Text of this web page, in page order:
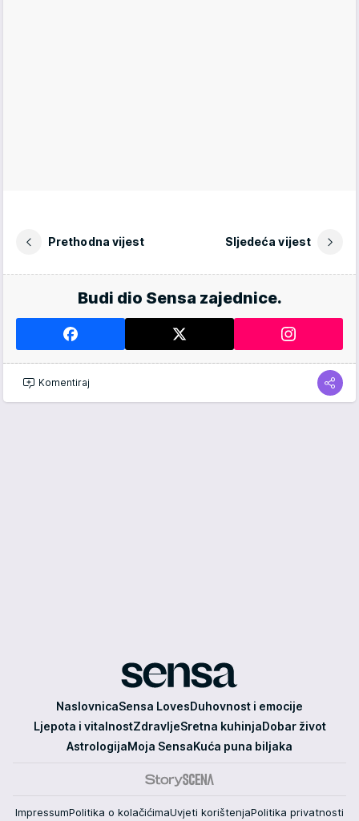
Prethodna vijest Sljedeća vijest
Budi dio Sensa zajednice.
Komentiraj
NaslovnicaSensa LovesDuhovnost i emocije
Ljepota i vitalnostZdravljeSretna kuhinjaDobar život
AstrologijaMoja SensaKuća puna biljaka
ImpressumPolitika o kolačićimaUvjeti korištenjaPolitika privatnosti